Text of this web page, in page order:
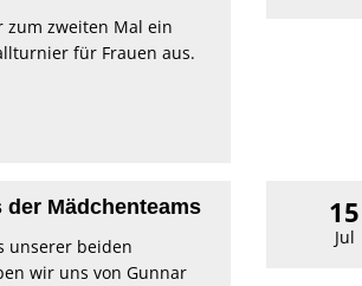
zum zweiten Mal ein
für Frauen aus.
Mädchenteams
unserer beiden
wir uns von Gunnar
15
Jul